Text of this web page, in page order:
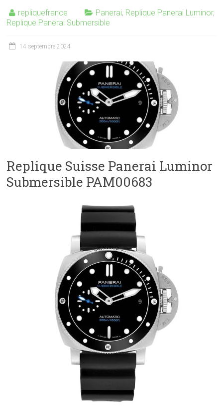
repliquefrance Panerai, Replique Panerai Luminor,
Replique Panerai Submersible
14 septembre 2024
Replique Suisse Panerai Luminor
Submersible PAM00683